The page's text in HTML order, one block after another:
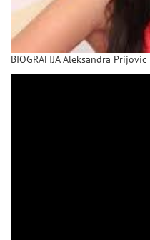
BIOGRAFIJA Aleksandra Prijovic